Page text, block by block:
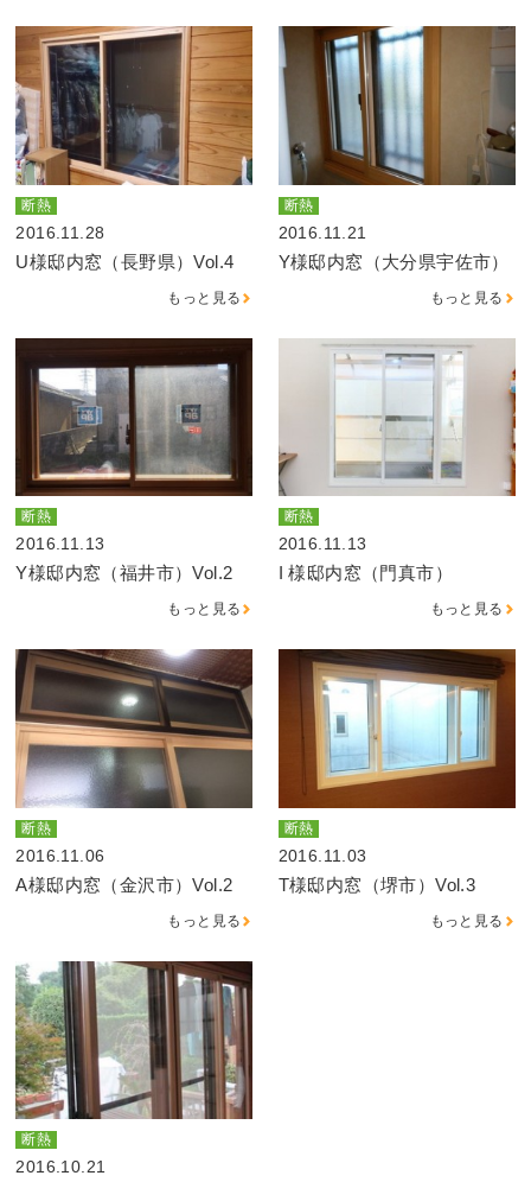
断熱
2016.11.28
U様邸内窓（長野県）Vol.4
もっと見る
断熱
2016.11.21
Y様邸内窓（大分県宇佐市）
もっと見る
断熱
2016.11.13
Y様邸内窓（福井市）Vol.2
もっと見る
断熱
2016.11.13
I 様邸内窓（門真市）
もっと見る
断熱
2016.11.06
A様邸内窓（金沢市）Vol.2
もっと見る
断熱
2016.11.03
T様邸内窓（堺市）Vol.3
もっと見る
断熱
2016.10.21